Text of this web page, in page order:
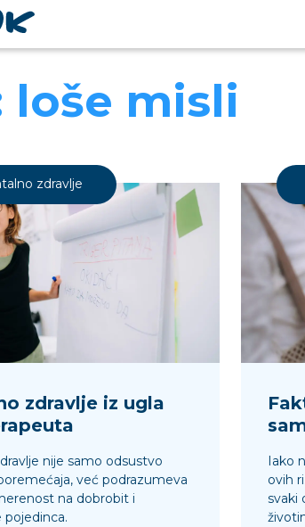
loše misli
zdravlje
zdravlje iz ugla
nije samo odsustvo
već podrazumeva
na dobrobit i
pojedinca.
Iako
ovih
svaki